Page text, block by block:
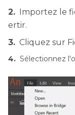
2. Importez le
ertir.
3. Cliquez sur
4. Sélectionnez